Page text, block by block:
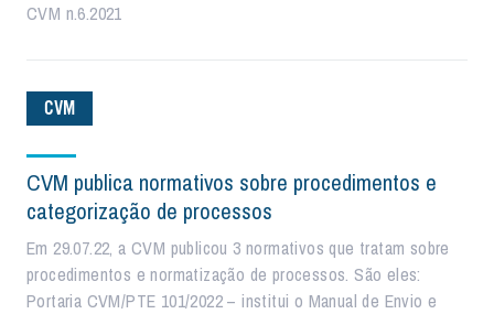
CVM n.6.2021
CVM
CVM publica normativos sobre procedimentos e
categorização de processos
Em 29.07.22, a CVM publicou 3 normativos que tratam sobre
procedimentos e normatização de processos. São eles:
Portaria CVM/PTE 101/2022 – institui o Manual de Envio e